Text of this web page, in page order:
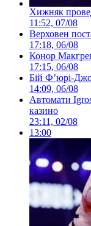
Хижняк
11:52, 07/08
Верховен
17:18, 06/08
Конор
17:15, 06/08
Бій Ф’юрі-
14:09, 06/08
Автомати
казино
23:11, 02/08
13:00